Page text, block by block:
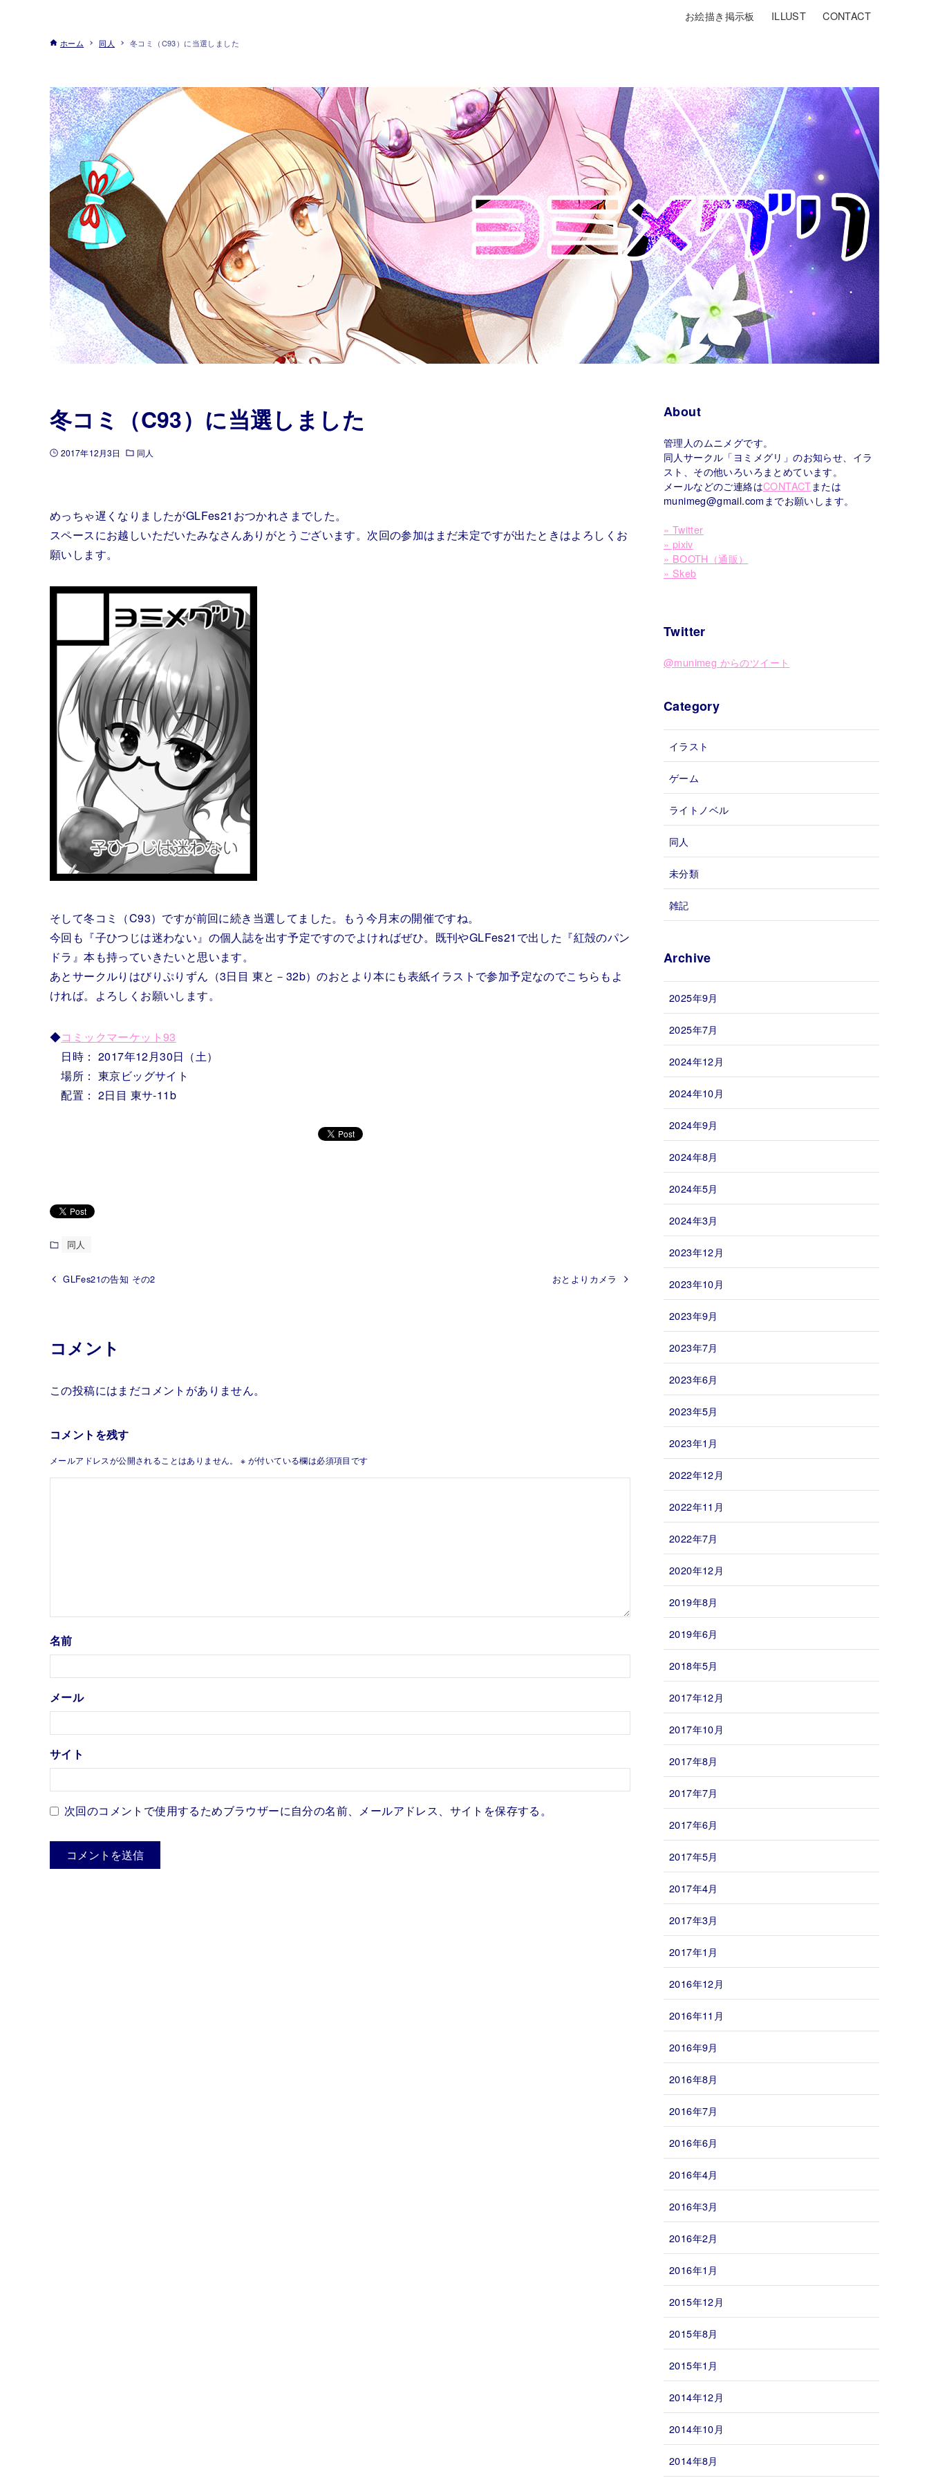
お絵描き掲示板 ILLUST CONTACT
ホーム 同人 冬コミ（C93）に当選しました
冬コミ（C93）に当選しました
2017年12月3日 同人
めっちゃ遅くなりましたがGLFes21おつかれさまでした。
スペースにお越しいただいたみなさんありがとうございます。次回の参加はまだ未定ですが出たときはよろしくお
願いします。
そして冬コミ（C93）ですが前回に続き当選してました。もう今月末の開催ですね。
今回も『子ひつじは迷わない』の個人誌を出す予定ですのでよければぜひ。既刊やGLFes21で出した『紅殻のパン
ドラ』本も持っていきたいと思います。
あとサークルりはびりぷりずん（3日目 東と－32b）のおとより本にも表紙イラストで参加予定なのでこちらもよ
ければ。よろしくお願いします。
◆コミックマーケット93
日時： 2017年12月30日（土）
場所： 東京ビッグサイト
配置： 2日目 東サ-11b
同人
GLFes21の告知 その2 おとよりカメラ
コメント
この投稿にはまだコメントがありません。
コメントを残す
メールアドレスが公開されることはありません。 ※ が付いている欄は必須項目です
名前
メール
サイト
次回のコメントで使用するためブラウザーに自分の名前、メールアドレス、サイトを保存する。
About
管理人のムニメグです。
同人サークル「ヨミメグリ」のお知らせ、イラ
スト、その他いろいろまとめています。
メールなどのご連絡はCONTACTまたは
munimeg@gmail.comまでお願いします。
» Twitter
» pixiv
» BOOTH（通販）
» Skeb
Twitter
@munimeg からのツイート
Category
イラスト
ゲーム
ライトノベル
同人
未分類
雑記
Archive
2025年9月
2025年7月
2024年12月
2024年10月
2024年9月
2024年8月
2024年5月
2024年3月
2023年12月
2023年10月
2023年9月
2023年7月
2023年6月
2023年5月
2023年1月
2022年12月
2022年11月
2022年7月
2020年12月
2019年8月
2019年6月
2018年5月
2017年12月
2017年10月
2017年8月
2017年7月
2017年6月
2017年5月
2017年4月
2017年3月
2017年1月
2016年12月
2016年11月
2016年9月
2016年8月
2016年7月
2016年6月
2016年4月
2016年3月
2016年2月
2016年1月
2015年12月
2015年8月
2015年1月
2014年12月
2014年10月
2014年8月